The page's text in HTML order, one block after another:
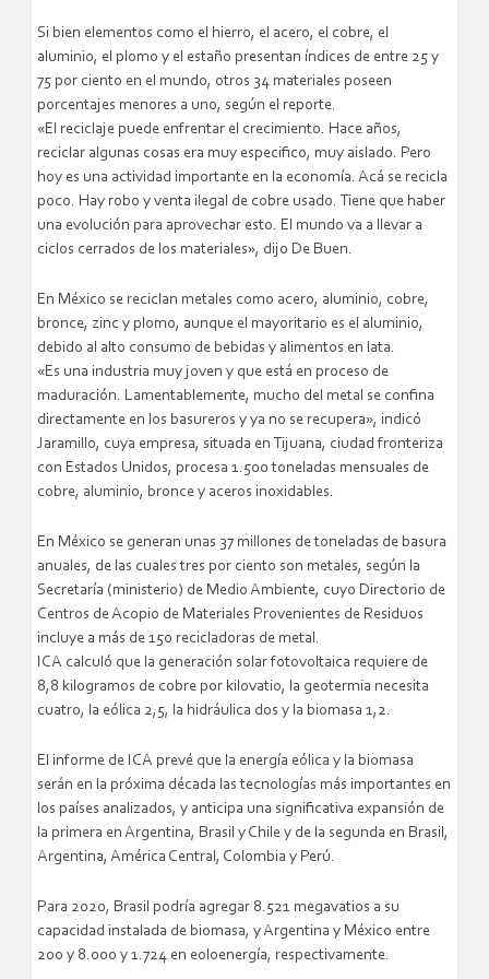
Si bien elementos como el hierro, el acero, el cobre, el
aluminio, el plomo y el estaño presentan índices de entre 25 y
75 por ciento en el mundo, otros 34 materiales poseen
porcentajes menores a uno, según el reporte.
«El reciclaje puede enfrentar el crecimiento. Hace años,
reciclar algunas cosas era muy especifico, muy aislado. Pero
hoy es una actividad importante en la economía. Acá se recicla
poco. Hay robo y venta ilegal de cobre usado. Tiene que haber
una evolución para aprovechar esto. El mundo va a llevar a
ciclos cerrados de los materiales», dijo De Buen.
En México se reciclan metales como acero, aluminio, cobre,
bronce, zinc y plomo, aunque el mayoritario es el aluminio,
debido al alto consumo de bebidas y alimentos en lata.
«Es una industria muy joven y que está en proceso de
maduración. Lamentablemente, mucho del metal se confina
directamente en los basureros y ya no se recupera», indicó
Jaramillo, cuya empresa, situada en Tijuana, ciudad fronteriza
con Estados Unidos, procesa 1.500 toneladas mensuales de
cobre, aluminio, bronce y aceros inoxidables.
En México se generan unas 37 millones de toneladas de basura
anuales, de las cuales tres por ciento son metales, según la
Secretaría (ministerio) de Medio Ambiente, cuyo Directorio de
Centros de Acopio de Materiales Provenientes de Residuos
incluye a más de 150 recicladoras de metal.
ICA calculó que la generación solar fotovoltaica requiere de
8,8 kilogramos de cobre por kilovatio, la geotermia necesita
cuatro, la eólica 2,5, la hidráulica dos y la biomasa 1,2.
El informe de ICA prevé que la energía eólica y la biomasa
serán en la próxima década las tecnologías más importantes en
los países analizados, y anticipa una significativa expansión de
la primera en Argentina, Brasil y Chile y de la segunda en Brasil,
Argentina, América Central, Colombia y Perú.
Para 2020, Brasil podría agregar 8.521 megavatios a su
capacidad instalada de biomasa, y Argentina y México entre
200 y 8.000 y 1.724 en eoloenergía, respectivamente.